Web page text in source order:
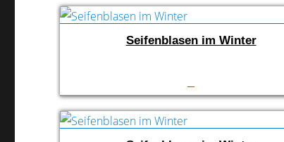
Seifenblasen im Winter